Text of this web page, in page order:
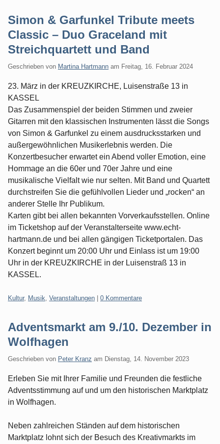
Simon & Garfunkel Tribute meets
Classic – Duo Graceland mit
Streichquartett und Band
Geschrieben von Martina Hartmann am Freitag, 16. Februar 2024
23. März in der KREUZKIRCHE, Luisenstraße 13 in
KASSEL
Das Zusammenspiel der beiden Stimmen und zweier
Gitarren mit den klassischen Instrumenten lässt die Songs
von Simon & Garfunkel zu einem ausdrucksstarken und
außergewöhnlichen Musikerlebnis werden. Die
Konzertbesucher erwartet ein Abend voller Emotion, eine
Hommage an die 60er und 70er Jahre und eine
musikalische Vielfalt wie nur selten. Mit Band und Quartett
durchstreifen Sie die gefühlvollen Lieder und „rocken“ an
anderer Stelle Ihr Publikum.
Karten gibt bei allen bekannten Vorverkaufsstellen. Online
im Ticketshop auf der Veranstalterseite www.echt-
hartmann.de und bei allen gängigen Ticketportalen. Das
Konzert beginnt um 20:00 Uhr und Einlass ist um 19:00
Uhr in der KREUZKIRCHE in der Luisenstraß 13 in
KASSEL.
Kategorien:
Kultur, Musik Veranstaltungen 0 Kommentare
Adventsmarkt am 9./10. Dezember in
Wolfhagen
Geschrieben von Peter Kranz am Dienstag, 14. November 2023
Erleben Sie mit Ihrer Familie und Freunden die festliche
Adventsstimmung auf und um den historischen Marktplatz
in Wolfhagen.
Neben zahlreichen Ständen auf dem historischen
Marktplatz lohnt sich der Besuch des Kreativmarkts im